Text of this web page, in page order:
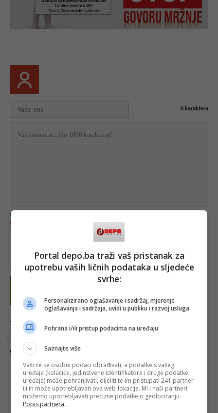
0 karaktera
Ova stranica je zaštićena uslugom Google reCAPTCHA te je podložna
privatnosti
kompanije Google.
Jojyo7788877668
5 10
guest1596624682
Portal depo.ba traži vaš pristanak za
upotrebu vaših ličnih podataka u sljedeće
svrhe:
Personalizirano oglašavanje i sadržaj, mjerenje
oglašavanja i sadržaja, uvidi u publiku i razvoj usluga
Pohrana i/ili pristup podacima na uređaju
Saznajte više
Vaši će se osobni podaci obrađivati, a podatke s vašeg
uređaja (kolačiće, jedinstvene identifikatore i druge podatke
uređaja) može pohranjivati, dijeliti te im pristupati 241 partner
ili ih može upotrebljavati ova web-lokacija. Mi i naši partneri
možemo upotrebljavati precizne podatke o geolociranju.
Popis partnera.